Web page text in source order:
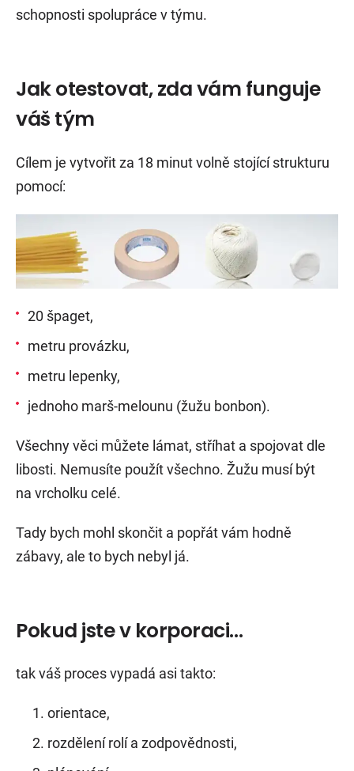
schopnosti spolupráce v týmu.
Jak otestovat, zda vám funguje
váš tým
Cílem je vytvořit za 18 minut volně stojící strukturu
pomocí:
20 špaget,
metru provázku,
metru lepenky,
jednoho marš-melounu (žužu bonbon).
Všechny věci můžete lámat, stříhat a spojovat dle
libosti. Nemusíte použít všechno. Žužu musí být
na vrcholku celé.
Tady bych mohl skončit a popřát vám hodně
zábavy, ale to bych nebyl já.
Pokud jste v korporaci…
tak váš proces vypadá asi takto:
orientace,
rozdělení rolí a zodpovědnosti,